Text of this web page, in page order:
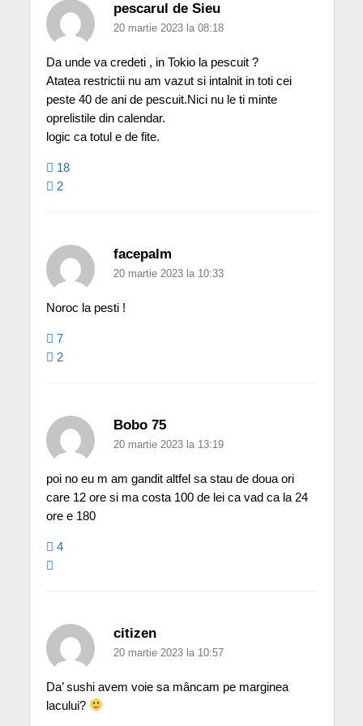
pescarul de Sieu
20 martie 2023 la 08:18
Da unde va credeti , in Tokio la pescuit ?
Atatea restrictii nu am vazut si intalnit in toti cei
peste 40 de ani de pescuit.Nici nu le ti minte
oprelistile din calendar.
logic ca totul e de fite.
18
2
facepalm
20 martie 2023 la 10:33
Noroc la pesti !
7
2
Bobo 75
20 martie 2023 la 13:19
poi no eu m am gandit altfel sa stau de doua ori
care 12 ore si ma costa 100 de lei ca vad ca la 24
ore e 180
4
citizen
20 martie 2023 la 10:57
Da’ sushi avem voie sa mâncam pe marginea
lacului?